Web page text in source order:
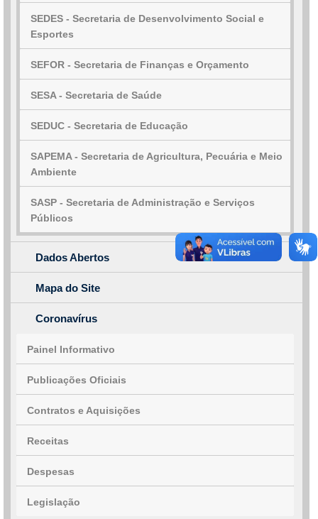
SEDES - Secretaria de Desenvolvimento Social e
Esportes
SEFOR - Secretaria de Finanças e Orçamento
SESA - Secretaria de Saúde
SEDUC - Secretaria de Educação
SAPEMA - Secretaria de Agricultura, Pecuária e Meio
Ambiente
SASP - Secretaria de Administração e Serviços
Públicos
Dados Abertos
Mapa do Site
Coronavírus
Painel Informativo
Publicações Oficiais
Contratos e Aquisições
Receitas
Despesas
Legislação